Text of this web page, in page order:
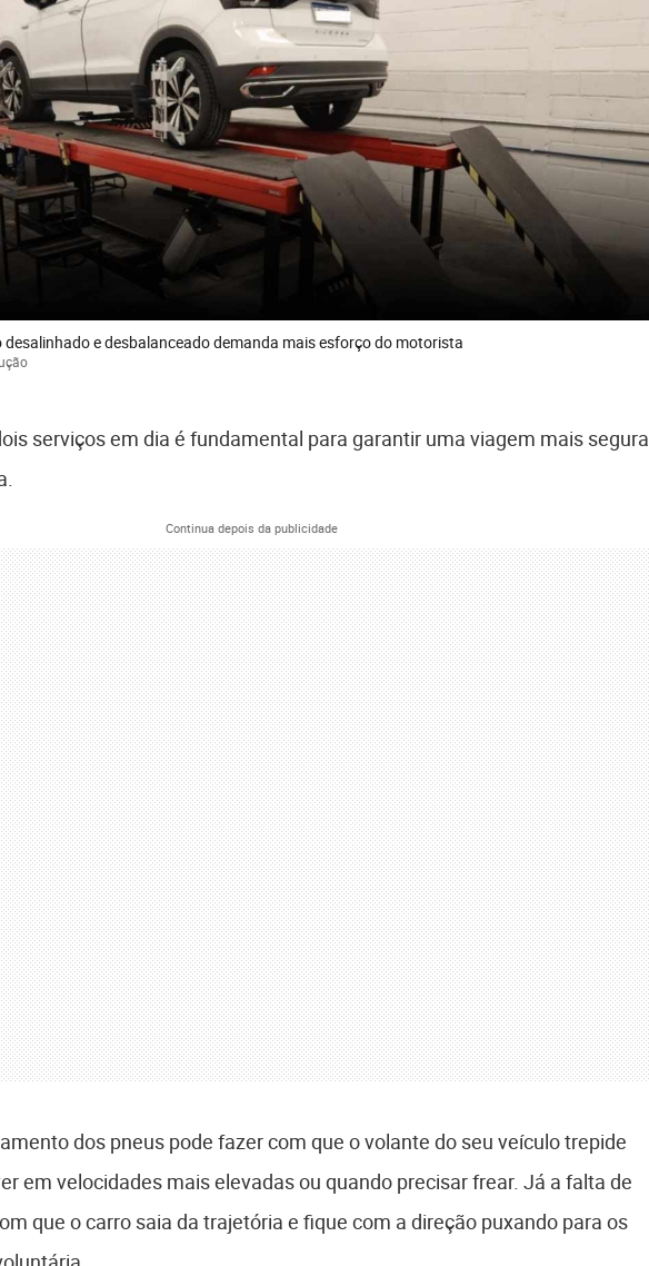
desalinhado e desbalanceado demanda mais esforço do motorista
serviços em dia é fundamental para garantir uma viagem mais segura
Continua depois da publicidade
dos pneus pode fazer com que o volante do seu veículo trepide
em velocidades mais elevadas ou quando precisar frear. Já a falta de
que o carro saia da trajetória e fique com a direção puxando para os